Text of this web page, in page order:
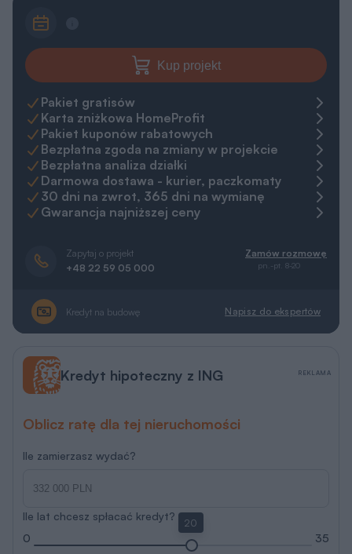
Kup projekt
Pakiet gratisów
Karta zniżkowa HomeProfit
Pakiet kuponów rabatowych
Bezpłatna zgoda na zmiany w projekcie
Bezpłatna analiza działki
Darmowa dostawa - kurier, paczkomaty
30 dni na zwrot, 365 dni na wymianę
Gwarancja najniższej ceny
Zapytaj o projekt
+48 22 59 05 000
Zamów rozmowę
pn.-pt. 8-20
Kredyt na budowę Napisz do ekspertów
Kredyt hipoteczny z ING
Oblicz ratę dla tej nieruchomości
Ile zamierzasz wydać?
Ile lat chcesz spłacać kredyt?
0
20
35
REKLAMA